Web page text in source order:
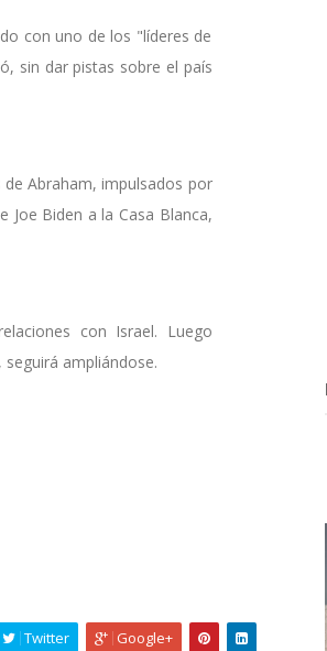
con uno de los "líderes de
sin dar pistas sobre el país
Abraham, impulsados por
Joe Biden a la Casa Blanca,
con Israel. Luego
ampliándose.
Twitter Google+